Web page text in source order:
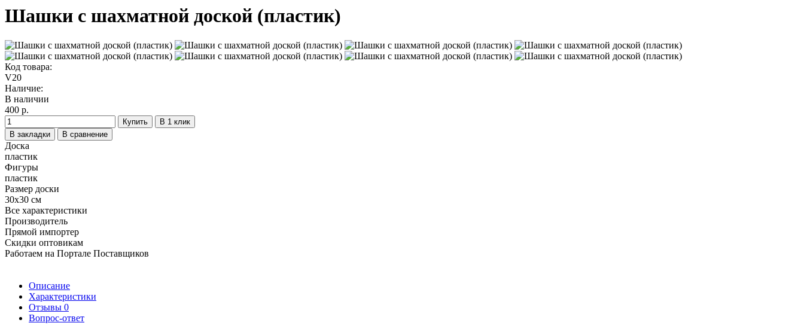
Шашки с шахматной доской (пластик)
Код товара:
V20
Наличие:
В наличии
400 р.
Купить
В 1 клик
В закладки
В сравнение
Доска
пластик
Фигуры
пластик
Размер доски
30х30 см
Все характеристики
Производитель
Прямой импортер
Скидки оптовикам
Работаем на Портале Поставщиков
Описание
Характеристики
Отзывы 0
Вопрос-ответ